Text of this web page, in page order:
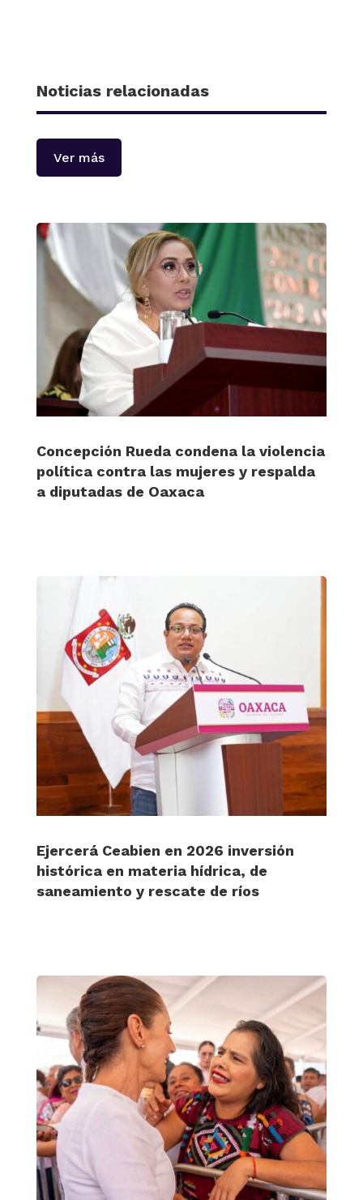
Noticias relacionadas
Ver más
Concepción Rueda condena la violencia
política contra las mujeres y respalda
a diputadas de Oaxaca
Ejercerá Ceabien en 2026 inversión
histórica en materia hídrica, de
saneamiento y rescate de ríos